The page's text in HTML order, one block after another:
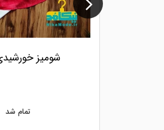
شومیز
تمام شد